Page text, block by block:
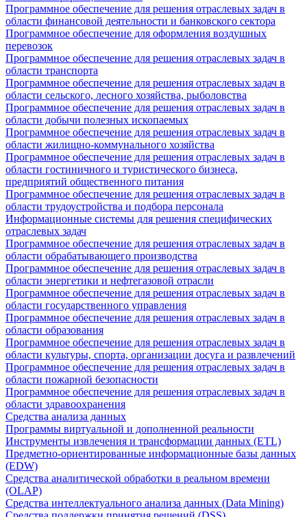
Программное обеспечение для решения отраслевых задач в
области финансовой деятельности и банковского сектора
Программное обеспечение для оформления воздушных
перевозок
Программное обеспечение для решения отраслевых задач в
области транспорта
Программное обеспечение для решения отраслевых задач в
области сельского, лесного хозяйства, рыболовства
Программное обеспечение для решения отраслевых задач в
области добычи полезных ископаемых
Программное обеспечение для решения отраслевых задач в
области жилищно-коммунального хозяйства
Программное обеспечение для решения отраслевых задач в
области гостиничного и туристического бизнеса,
предприятий общественного питания
Программное обеспечение для решения отраслевых задач в
области трудоустройства и подбора персонала
Информационные системы для решения специфических
отраслевых задач
Программное обеспечение для решения отраслевых задач в
области обрабатывающего производства
Программное обеспечение для решения отраслевых задач в
области энергетики и нефтегазовой отрасли
Программное обеспечение для решения отраслевых задач в
области государственного управления
Программное обеспечение для решения отраслевых задач в
области образования
Программное обеспечение для решения отраслевых задач в
области культуры, спорта, организации досуга и развлечений
Программное обеспечение для решения отраслевых задач в
области пожарной безопасности
Программное обеспечение для решения отраслевых задач в
области здравоохранения
Средства анализа данных
Программы виртуальной и дополненной реальности
Инструменты извлечения и трансформации данных (ETL)
Предметно-ориентированные информационные базы данных
(EDW)
Средства аналитической обработки в реальном времени
(OLAP)
Средства интеллектуального анализа данных (Data Mining)